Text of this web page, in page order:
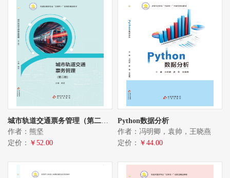
作者：熊坚
定价： ￥52.00
Python数据分析
作者：冯明卿，袁帅，王晓燕
定价： ￥44.00